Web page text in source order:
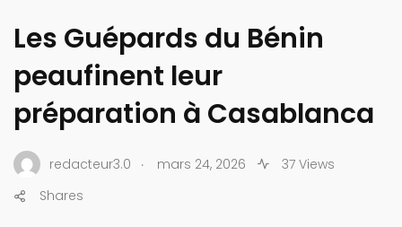
Les Guépards du Bénin
peaufinent leur
préparation à Casablanca
redacteur3.0 . mars 24, 2026
37 Views
Shares